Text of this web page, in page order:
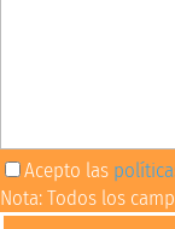
Acepto las
Nota: Todos los